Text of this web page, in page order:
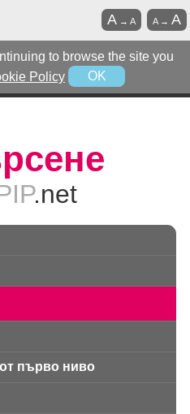
to browse the site you
Policy OK
A→A
A →A
.net
първо ниво